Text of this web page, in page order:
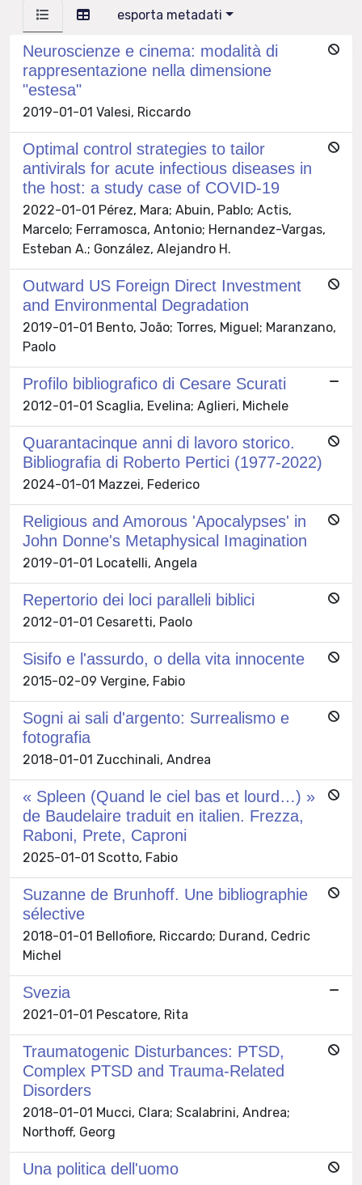
esporta metadati
Neuroscienze e cinema: modalità di
rappresentazione nella dimensione
"estesa"
2019-01-01 Valesi, Riccardo
Optimal control strategies to tailor
antivirals for acute infectious diseases in
the host: a study case of COVID-19
2022-01-01 Pérez, Mara; Abuin, Pablo; Actis,
Marcelo; Ferramosca, Antonio; Hernandez-Vargas,
Esteban A.; González, Alejandro H.
Outward US Foreign Direct Investment
and Environmental Degradation
2019-01-01 Bento, João; Torres, Miguel; Maranzano,
Paolo
Profilo bibliografico di Cesare Scurati
2012-01-01 Scaglia, Evelina; Aglieri, Michele
Quarantacinque anni di lavoro storico.
Bibliografia di Roberto Pertici (1977-2022)
2024-01-01 Mazzei, Federico
Religious and Amorous 'Apocalypses' in
John Donne's Metaphysical Imagination
2019-01-01 Locatelli, Angela
Repertorio dei loci paralleli biblici
2012-01-01 Cesaretti, Paolo
Sisifo e l'assurdo, o della vita innocente
2015-02-09 Vergine, Fabio
Sogni ai sali d'argento: Surrealismo e
fotografia
2018-01-01 Zucchinali, Andrea
« Spleen (Quand le ciel bas et lourd…) »
de Baudelaire traduit en italien. Frezza,
Raboni, Prete, Caproni
2025-01-01 Scotto, Fabio
Suzanne de Brunhoff. Une bibliographie
sélective
2018-01-01 Bellofiore, Riccardo; Durand, Cedric
Michel
Svezia
2021-01-01 Pescatore, Rita
Traumatogenic Disturbances: PTSD,
Complex PTSD and Trauma-Related
Disorders
2018-01-01 Mucci, Clara; Scalabrini, Andrea;
Northoff, Georg
Una politica dell'uomo